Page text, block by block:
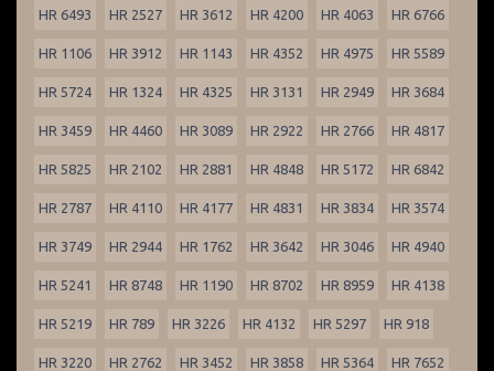
HR 6493 HR 2527 HR 3612 HR 4200 HR 4063 HR 6766
HR 1106 HR 3912 HR 1143 HR 4352 HR 4975 HR 5589
HR 5724 HR 1324 HR 4325 HR 3131 HR 2949 HR 3684
HR 3459 HR 4460 HR 3089 HR 2922 HR 2766 HR 4817
HR 5825 HR 2102 HR 2881 HR 4848 HR 5172 HR 6842
HR 2787 HR 4110 HR 4177 HR 4831 HR 3834 HR 3574
HR 3749 HR 2944 HR 1762 HR 3642 HR 3046 HR 4940
HR 5241 HR 8748 HR 1190 HR 8702 HR 8959 HR 4138
HR 5219 HR 789 HR 3226 HR 4132 HR 5297 HR 918
HR 3220 HR 2762 HR 3452 HR 3858 HR 5364 HR 7652